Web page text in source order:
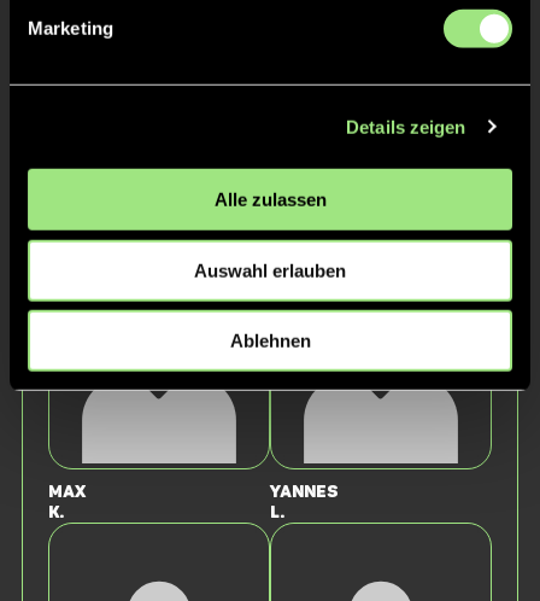
Marketing
Details zeigen
Alle zulassen
Auswahl erlauben
Ablehnen
H.
J.
Max
K.
Yannes
L.